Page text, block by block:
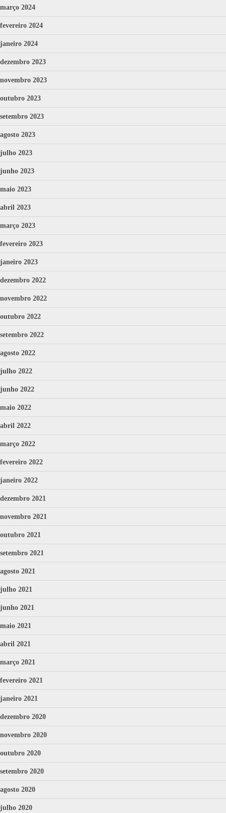
março 2024
fevereiro 2024
janeiro 2024
dezembro 2023
novembro 2023
outubro 2023
setembro 2023
agosto 2023
julho 2023
junho 2023
maio 2023
abril 2023
março 2023
fevereiro 2023
janeiro 2023
dezembro 2022
novembro 2022
outubro 2022
setembro 2022
agosto 2022
julho 2022
junho 2022
maio 2022
abril 2022
março 2022
fevereiro 2022
janeiro 2022
dezembro 2021
novembro 2021
outubro 2021
setembro 2021
agosto 2021
julho 2021
junho 2021
maio 2021
abril 2021
março 2021
fevereiro 2021
janeiro 2021
dezembro 2020
novembro 2020
outubro 2020
setembro 2020
agosto 2020
julho 2020